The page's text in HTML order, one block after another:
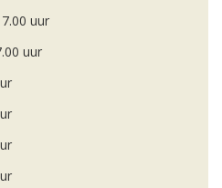
uur
uur